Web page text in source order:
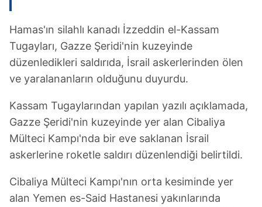
Hamas'ın silahlı kanadı İzzeddin el-Kassam
Tugayları, Gazze Şeridi'nin kuzeyinde
düzenledikleri saldırıda, İsrail askerlerinden ölen
ve yaralananların olduğunu duyurdu.
Kassam Tugaylarından yapılan yazılı açıklamada,
Gazze Şeridi'nin kuzeyinde yer alan Cibaliya
Mülteci Kampı'nda bir eve saklanan İsrail
askerlerine roketle saldırı düzenlendiği belirtildi.
Cibaliya Mülteci Kampı'nın orta kesiminde yer
alan Yemen es-Said Hastanesi yakınlarında